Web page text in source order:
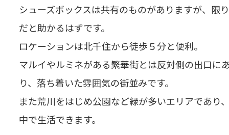
シューズボックスは共有のものがありますが、限
だと助かるはずです。
ロケーションは北千住から徒歩５分と便利。
マルイやルミネがある繁華街とは反対側の出口に
り、落ち着いた雰囲気の街並みです。
また荒川をはじめ公園など緑が多いエリアであ
中で生活できます。